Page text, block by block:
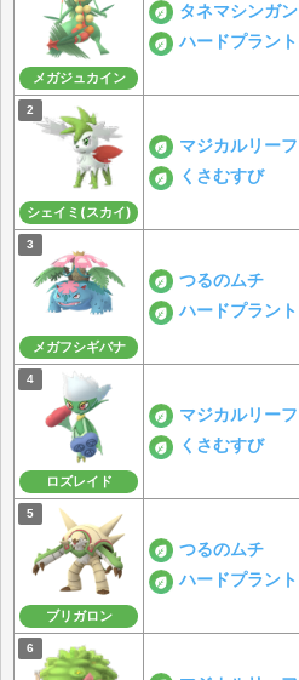
メガジュカイン
タネマシンガン
ハードプラント
シェイミ(スカイ)
マジカルリーフ
くさむすび
メガフシギバナ
つるのムチ
ハードプラント
ロズレイド
マジカルリーフ
くさむすび
ブリガロン
つるのムチ
ハードプラント